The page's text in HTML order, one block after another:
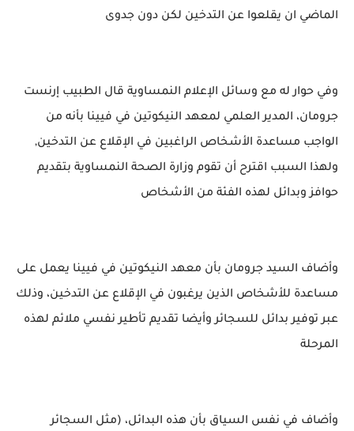
الماضي ان يقلعوا عن التدخين لكن دون جدوى
وفي حوار له مع وسائل الإعلام النمساوية قال الطبيب إرنست
جرومان، المدير العلمي لمعهد النيكوتين في فيينا بأنه من
الواجب مساعدة الأشخاص الراغبين في الإقلاع عن التدخين,
ولهذا السبب اقترح أن تقوم وزارة الصحة النمساوية بتقديم
حوافز وبدائل لهذه الفئة من الأشخاص
وأضاف السيد جرومان بأن معهد النيكوتين في فيينا يعمل على
مساعدة للأشخاص الذين يرغبون في الإقلاع عن التدخين، وذلك
عبر توفير بدائل للسجائر وأيضا تقديم تأطير نفسي ملائم لهذه
المرحلة
وأضاف في نفس السياق بأن هذه البدائل، (مثل السجائر